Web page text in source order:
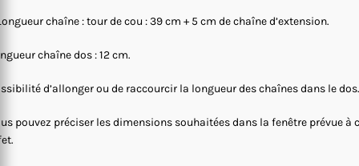
chaîne : tour de cou : 39 cm + 5 cm de chaîne d’extension.
chaîne dos : 12 cm.
d’allonger ou de raccourcir la longueur des chaînes dans le dos.
pouvez préciser les dimensions souhaitées dans la fenêtre prévue à